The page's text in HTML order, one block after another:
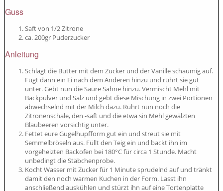
Guss
Saft von 1/2 Zitrone
ca. 200gr Puderzucker
Anleitung
Schlagt die Butter mit dem Zucker und der Vanille schaumig auf.
Fügt dann ein Ei nach dem Anderen hinzu und rührt sie gut
unter. Gebt nun die Saure Sahne hinzu. Vermischt Mehl mit
Backpulver und Salz und gebt diese Mischung in zwei Portionen
abwechselnd mit der Milch dazu. Rührt nun noch die
Zitronenschale, den -saft und die etwa sin Mehl gewälzten
Blaubeeren vorsichtig unter.
Fettet eure Gugelhupfform gut ein und streut sie mit
Semmelbröseln aus. Füllt den Teig ein und backt ihn im
vorgeheizten Backofen bei 180°C für circa 1 Stunde. Macht
unbedingt die Stäbchenprobe.
Kocht Wasser mit Zucker für 1 Minute sprudelnd auf und tränkt
damit den noch warmen Kuchen in der Form. Lasst ihn
anschließend auskühlen und stürzt ihn auf eine Tortenplatte